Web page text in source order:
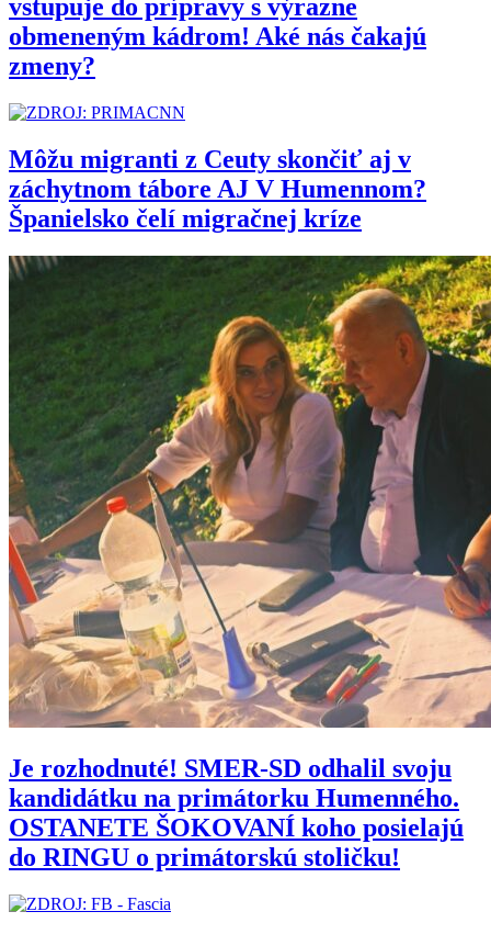
vstupuje do prípravy s výrazne
obmeneným kádrom! Aké nás čakajú
zmeny?
Môžu migranti z Ceuty skončiť aj v
záchytnom tábore AJ V Humennom?
Španielsko čelí migračnej kríze
Je rozhodnuté! SMER-SD odhalil svoju
kandidátku na primátorku Humenného.
OSTANETE ŠOKOVANÍ koho posielajú
do RINGU o primátorskú stoličku!